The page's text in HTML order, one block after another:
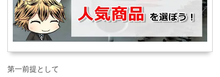
第一前提として